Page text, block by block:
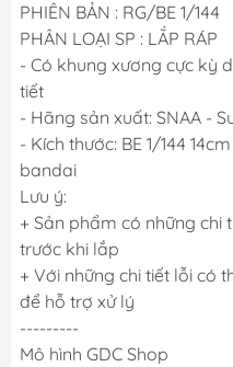
PHIÊN BẢN : RG/BE 1/144
PHÂN LOẠI SP : LẮP RÁP
- Có khung xương cực kỳ
tiết
- Hãng sản xuất: SNAA -
- Kích thước: BE 1/144
bandai
Lưu ý:
+ Sản phẩm có những chi
trước khi lắp
+ Với những chi tiết lỗi có
để hỗ trợ xử lý
---------
Mô hình GDC Shop